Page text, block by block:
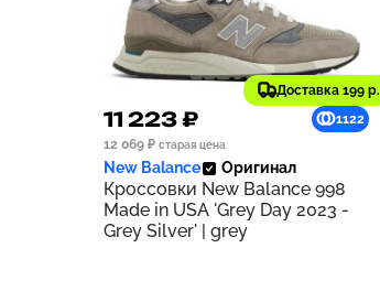
Доставка 199 р.
11 223 ₽
1122
12 069 ₽ старая цена
New Balance Оригинал
Кроссовки New Balance 998
Made in USA 'Grey Day 2023 -
Grey Silver' | grey